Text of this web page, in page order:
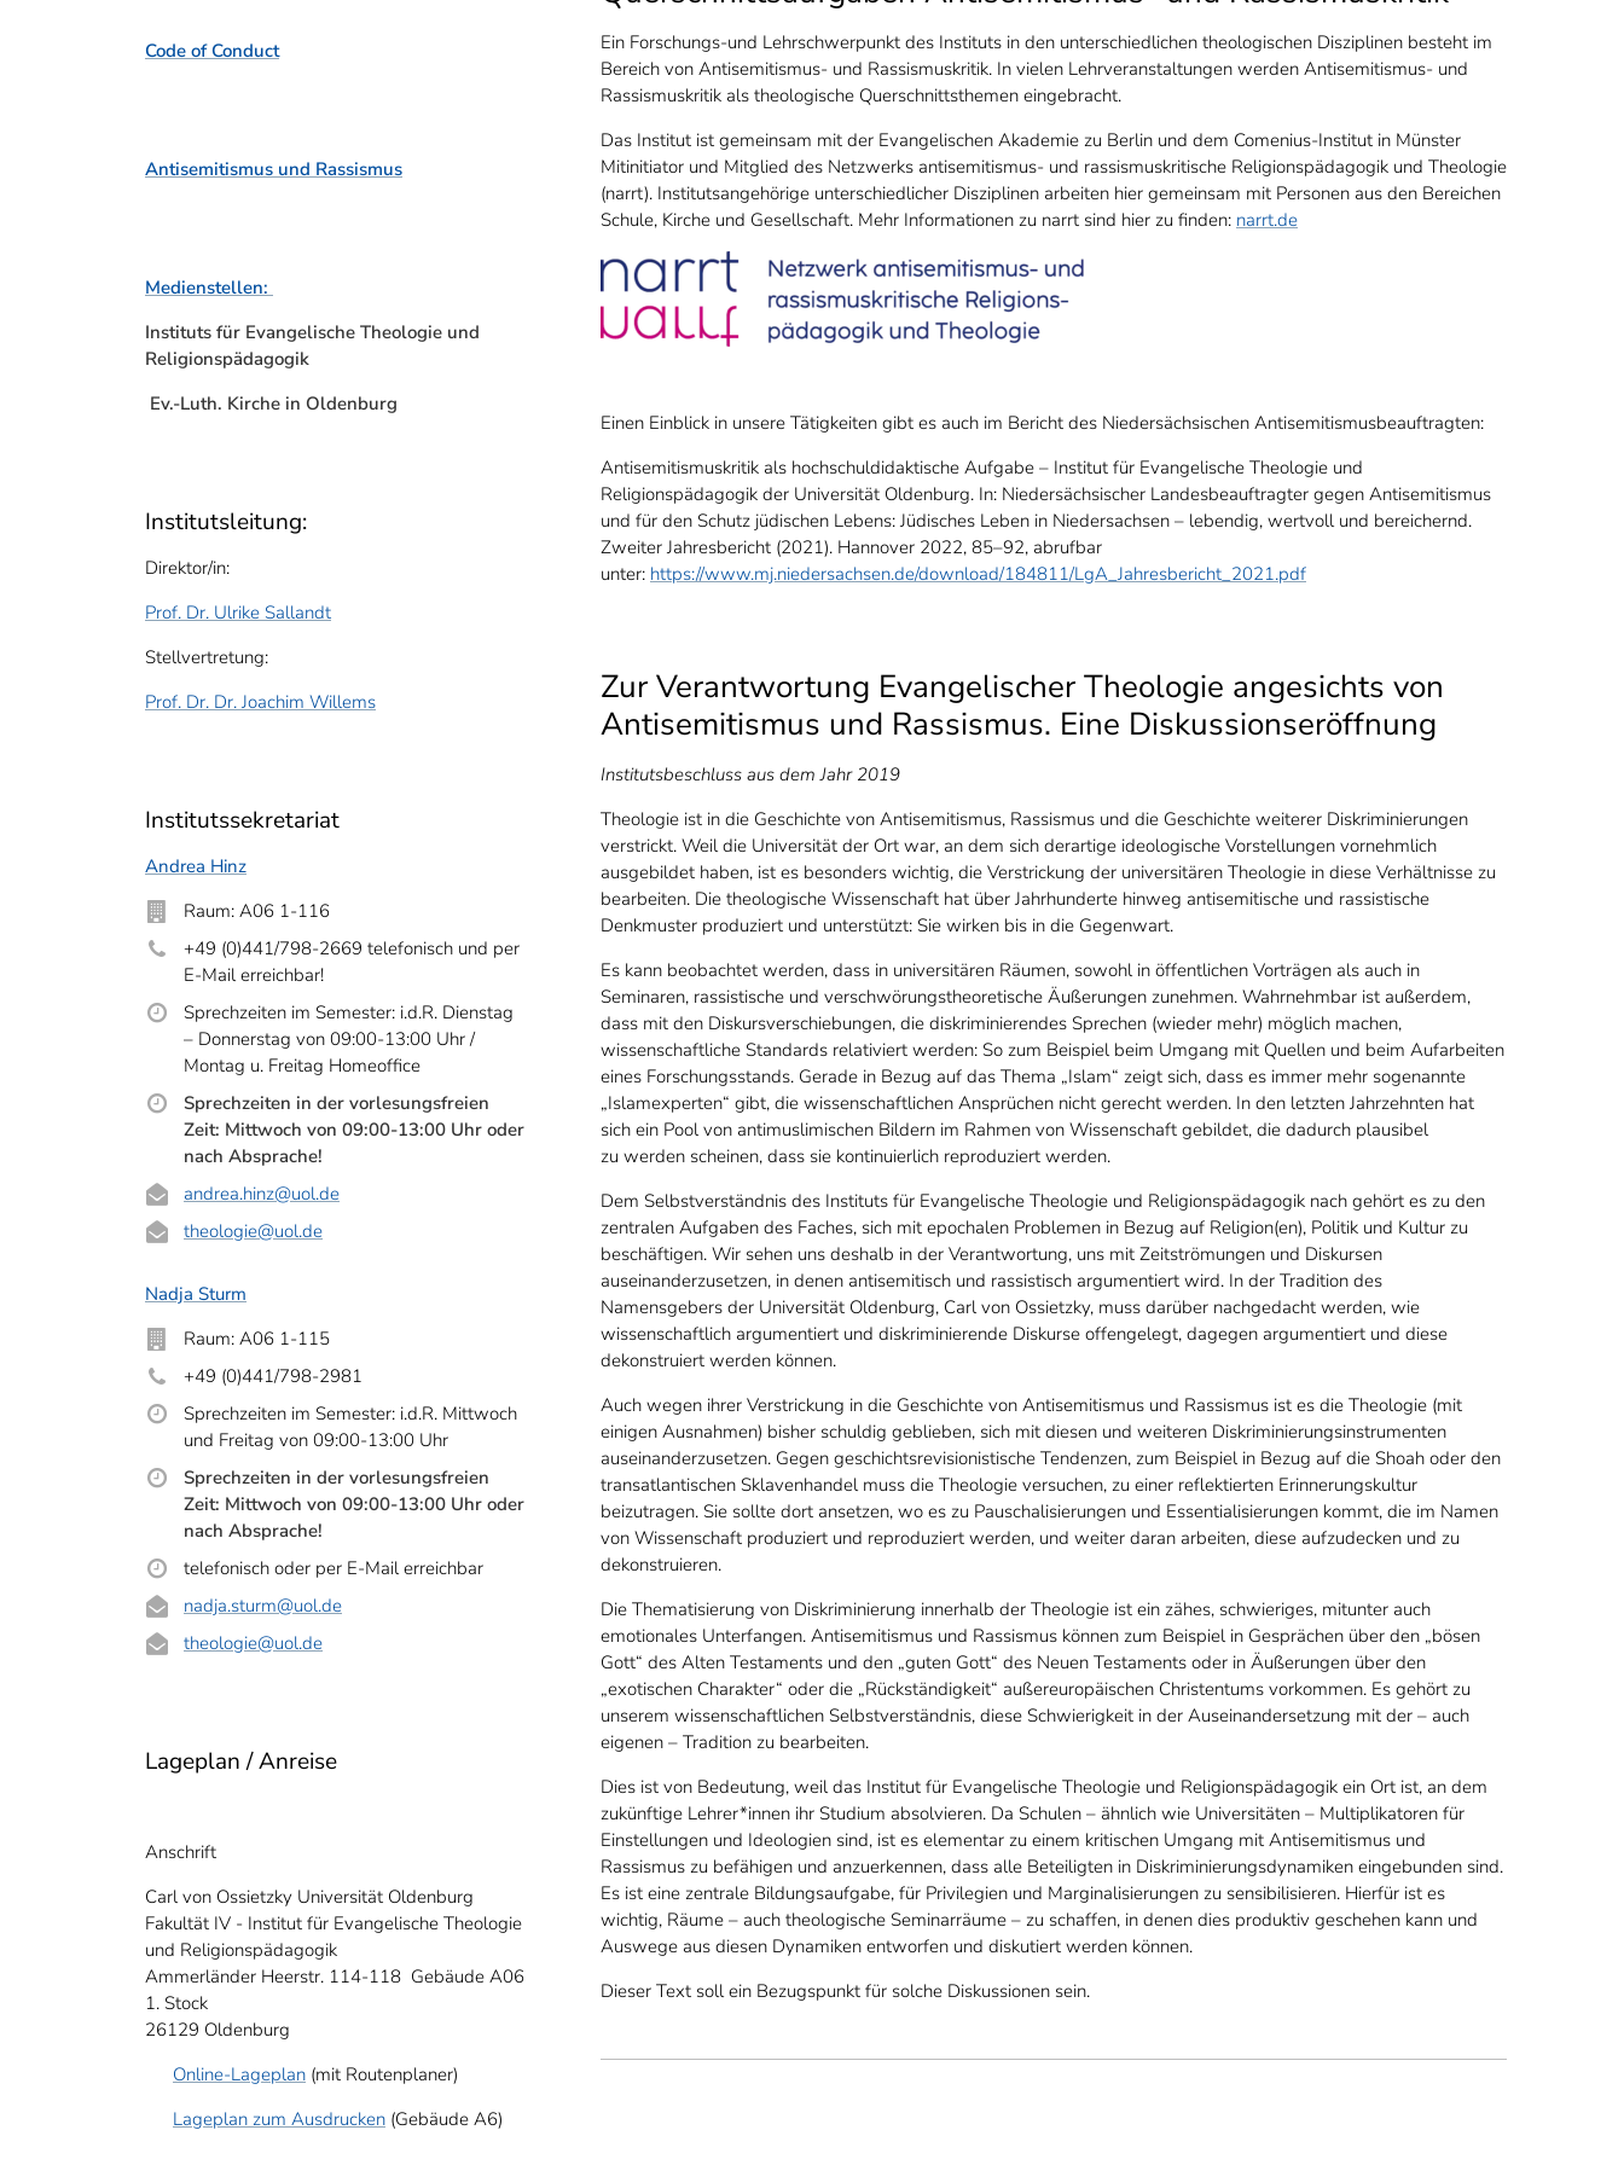
Code of Conduct
Antisemitismus und Rassismus
Medienstellen:
Instituts für Evangelische Theologie und
Religionspädagogik
Ev.-Luth. Kirche in Oldenburg
Institutsleitung:
Direktor/in:
Prof. Dr. Ulrike Sallandt
Stellvertretung:
Prof. Dr. Dr. Joachim Willems
Institutssekretariat
Andrea Hinz
Raum: A06 1-116
+49 (0)441/798-2669 telefonisch und per
E-Mail erreichbar!
Sprechzeiten im Semester: i.d.R. Dienstag
– Donnerstag von 09:00-13:00 Uhr /
Montag u. Freitag Homeoffice
Sprechzeiten in der vorlesungsfreien
Zeit: Mittwoch von 09:00-13:00 Uhr oder
nach Absprache!
andrea.hinz@uol.de
theologie@uol.de
Nadja Sturm
Raum: A06 1-115
+49 (0)441/798-2981
Sprechzeiten im Semester: i.d.R. Mittwoch
und Freitag von 09:00-13:00 Uhr
Sprechzeiten in der vorlesungsfreien
Zeit: Mittwoch von 09:00-13:00 Uhr oder
nach Absprache!
telefonisch oder per E-Mail erreichbar
nadja.sturm@uol.de
theologie@uol.de
Lageplan / Anreise
Anschrift
Carl von Ossietzky Universität Oldenburg
Fakultät IV - Institut für Evangelische Theologie
und Religionspädagogik
Ammerländer Heerstr. 114-118 Gebäude A06
1. Stock
26129 Oldenburg
Online-Lageplan (mit Routenplaner)
Lageplan zum Ausdrucken (Gebäude A6)
Ein Forschungs-und Lehrschwerpunkt des Instituts in den unterschiedlichen theologischen Disziplinen besteht im
Bereich von Antisemitismus- und Rassismuskritik. In vielen Lehrveranstaltungen werden Antisemitismus- und
Rassismuskritik als theologische Querschnittsthemen eingebracht.
Das Institut ist gemeinsam mit der Evangelischen Akademie zu Berlin und dem Comenius-Institut in Münster
Mitinitiator und Mitglied des Netzwerks antisemitismus- und rassismuskritische Religionspädagogik und Theologie
(narrt). Institutsangehörige unterschiedlicher Disziplinen arbeiten hier gemeinsam mit Personen aus den Bereichen
Schule, Kirche und Gesellschaft. Mehr Informationen zu narrt sind hier zu finden: narrt.de
Einen Einblick in unsere Tätigkeiten gibt es auch im Bericht des Niedersächsischen Antisemitismusbeauftragten:
Antisemitismuskritik als hochschuldidaktische Aufgabe – Institut für Evangelische Theologie und
Religionspädagogik der Universität Oldenburg. In: Niedersächsischer Landesbeauftragter gegen Antisemitismus
und für den Schutz jüdischen Lebens: Jüdisches Leben in Niedersachsen – lebendig, wertvoll und bereichernd.
Zweiter Jahresbericht (2021). Hannover 2022, 85–92, abrufbar
unter: https://www.mj.niedersachsen.de/download/184811/LgA_Jahresbericht_2021.pdf
Zur Verantwortung Evangelischer Theologie angesichts von
Antisemitismus und Rassismus. Eine Diskussionseröffnung
Institutsbeschluss aus dem Jahr 2019
Theologie ist in die Geschichte von Antisemitismus, Rassismus und die Geschichte weiterer Diskriminierungen
verstrickt. Weil die Universität der Ort war, an dem sich derartige ideologische Vorstellungen vornehmlich
ausgebildet haben, ist es besonders wichtig, die Verstrickung der universitären Theologie in diese Verhältnisse zu
bearbeiten. Die theologische Wissenschaft hat über Jahrhunderte hinweg antisemitische und rassistische
Denkmuster produziert und unterstützt: Sie wirken bis in die Gegenwart.
Es kann beobachtet werden, dass in universitären Räumen, sowohl in öffentlichen Vorträgen als auch in
Seminaren, rassistische und verschwörungstheoretische Äußerungen zunehmen. Wahrnehmbar ist außerdem,
dass mit den Diskursverschiebungen, die diskriminierendes Sprechen (wieder mehr) möglich machen,
wissenschaftliche Standards relativiert werden: So zum Beispiel beim Umgang mit Quellen und beim Aufarbeiten
eines Forschungsstands. Gerade in Bezug auf das Thema „Islam“ zeigt sich, dass es immer mehr sogenannte
„Islamexperten“ gibt, die wissenschaftlichen Ansprüchen nicht gerecht werden. In den letzten Jahrzehnten hat
sich ein Pool von antimuslimischen Bildern im Rahmen von Wissenschaft gebildet, die dadurch plausibel
zu werden scheinen, dass sie kontinuierlich reproduziert werden.
Dem Selbstverständnis des Instituts für Evangelische Theologie und Religionspädagogik nach gehört es zu den
zentralen Aufgaben des Faches, sich mit epochalen Problemen in Bezug auf Religion(en), Politik und Kultur zu
beschäftigen. Wir sehen uns deshalb in der Verantwortung, uns mit Zeitströmungen und Diskursen
auseinanderzusetzen, in denen antisemitisch und rassistisch argumentiert wird. In der Tradition des
Namensgebers der Universität Oldenburg, Carl von Ossietzky, muss darüber nachgedacht werden, wie
wissenschaftlich argumentiert und diskriminierende Diskurse offengelegt, dagegen argumentiert und diese
dekonstruiert werden können.
Auch wegen ihrer Verstrickung in die Geschichte von Antisemitismus und Rassismus ist es die Theologie (mit
einigen Ausnahmen) bisher schuldig geblieben, sich mit diesen und weiteren Diskriminierungsinstrumenten
auseinanderzusetzen. Gegen geschichtsrevisionistische Tendenzen, zum Beispiel in Bezug auf die Shoah oder den
transatlantischen Sklavenhandel muss die Theologie versuchen, zu einer reflektierten Erinnerungskultur
beizutragen. Sie sollte dort ansetzen, wo es zu Pauschalisierungen und Essentialisierungen kommt, die im Namen
von Wissenschaft produziert und reproduziert werden, und weiter daran arbeiten, diese aufzudecken und zu
dekonstruieren.
Die Thematisierung von Diskriminierung innerhalb der Theologie ist ein zähes, schwieriges, mitunter auch
emotionales Unterfangen. Antisemitismus und Rassismus können zum Beispiel in Gesprächen über den „bösen
Gott“ des Alten Testaments und den „guten Gott“ des Neuen Testaments oder in Äußerungen über den
„exotischen Charakter“ oder die „Rückständigkeit“ außereuropäischen Christentums vorkommen. Es gehört zu
unserem wissenschaftlichen Selbstverständnis, diese Schwierigkeit in der Auseinandersetzung mit der – auch
eigenen – Tradition zu bearbeiten.
Dies ist von Bedeutung, weil das Institut für Evangelische Theologie und Religionspädagogik ein Ort ist, an dem
zukünftige Lehrer*innen ihr Studium absolvieren. Da Schulen – ähnlich wie Universitäten – Multiplikatoren für
Einstellungen und Ideologien sind, ist es elementar zu einem kritischen Umgang mit Antisemitismus und
Rassismus zu befähigen und anzuerkennen, dass alle Beteiligten in Diskriminierungsdynamiken eingebunden sind.
Es ist eine zentrale Bildungsaufgabe, für Privilegien und Marginalisierungen zu sensibilisieren. Hierfür ist es
wichtig, Räume – auch theologische Seminarräume – zu schaffen, in denen dies produktiv geschehen kann und
Auswege aus diesen Dynamiken entworfen und diskutiert werden können.
Dieser Text soll ein Bezugspunkt für solche Diskussionen sein.